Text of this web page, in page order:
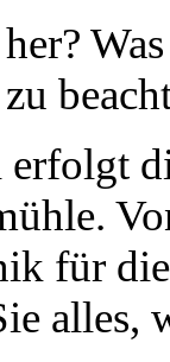
für
alles,